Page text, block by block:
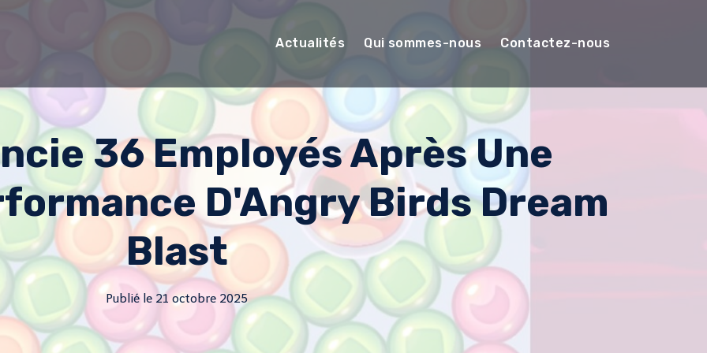
Actualités Qui sommes-nous Contactez-nous
36 Employés Après Une
D'Angry Birds Dream
Blast
Publié le 21 octobre 2025